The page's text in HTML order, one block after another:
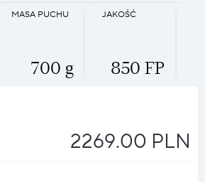
JAKOŚĆ
850 FP
MASA PUCHU
700 g
2269.00 PLN